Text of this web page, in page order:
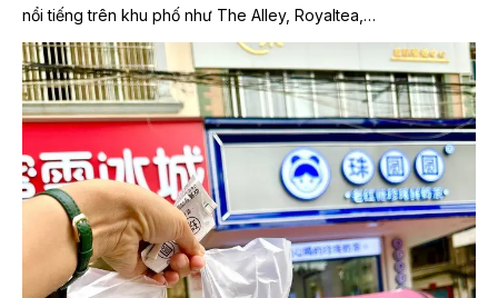
nổi tiếng trên khu phố như The Alley, Royaltea,…